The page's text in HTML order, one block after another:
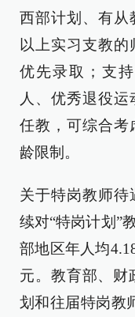
西部计划、有从
以上实习支教
优先录取；支
人、优秀退役
任教，可综合考
龄限制。
关于特岗教师待
续对“特岗计划”
部地区年人均
元。教育部、财
划和往届特岗教